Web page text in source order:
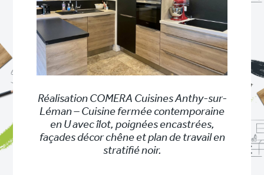
Réalisation COMERA Cuisines Anthy-sur-
Léman – Cuisine fermée contemporaine
en U avec îlot, poignées encastrées,
façades décor chêne et plan de travail en
stratifié noir.